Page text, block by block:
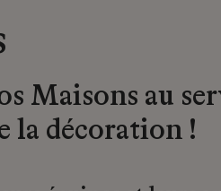
Maisons au
la décoration !